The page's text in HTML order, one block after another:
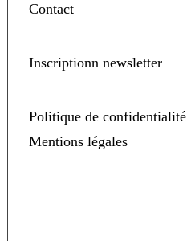
Contact
Inscriptionn newsletter
Politique de confidentialité
Mentions légales